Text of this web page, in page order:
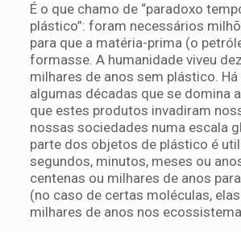
É o que chamo de “paradoxo
plástico”: foram necessários
para que a matéria-prima (o
formasse. A humanidade viveu
milhares de anos sem plástico.
algumas décadas que se domina
que estes produtos invadiram
nossas sociedades numa escala
parte dos objetos de plástico é
segundos, minutos, meses ou
centenas ou milhares de anos
(no caso de certas moléculas,
milhares de anos nos